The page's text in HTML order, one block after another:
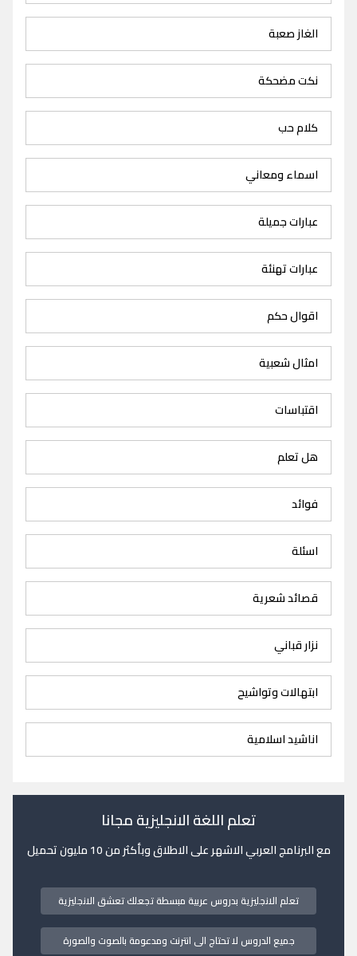
الغاز صعبة
نكت مضحكة
كلام حب
اسماء ومعاني
عبارات جميلة
عبارات تهنئة
اقوال حكم
امثال شعبية
اقتباسات
هل تعلم
فوائد
اسئلة
قصائد شعرية
نزار قباني
ابتهالات وتواشيح
اناشيد اسلامية
تعلم اللغة الانجليزية مجانا
مع البرنامج العربي الاشهر على الاطلاق وبأكثر من 10 مليون تحميل
تعلم الانجليزية بدروس عربية مبسطة تجعلك تعشق الانجليزية
جميع الدروس لا تحتاج الى انترنت ومدعومة بالصوت والصورة